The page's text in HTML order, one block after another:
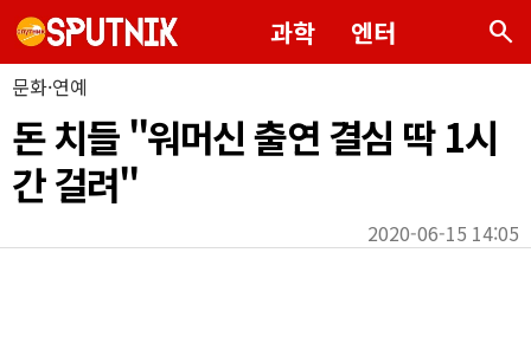
과학 엔터 search
문화·연예
돈 치들 "워머신 출연 결심 딱 1시
간 걸려"
2020-06-15 14:05